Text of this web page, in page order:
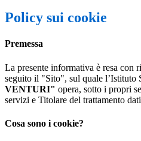
Policy sui cookie
Premessa
La presente informativa è resa con
seguito il "Sito", sul quale l’Istituto
VENTURI" opera, sotto i propri
servizi e Titolare del trattamento
Cosa sono i cookie?